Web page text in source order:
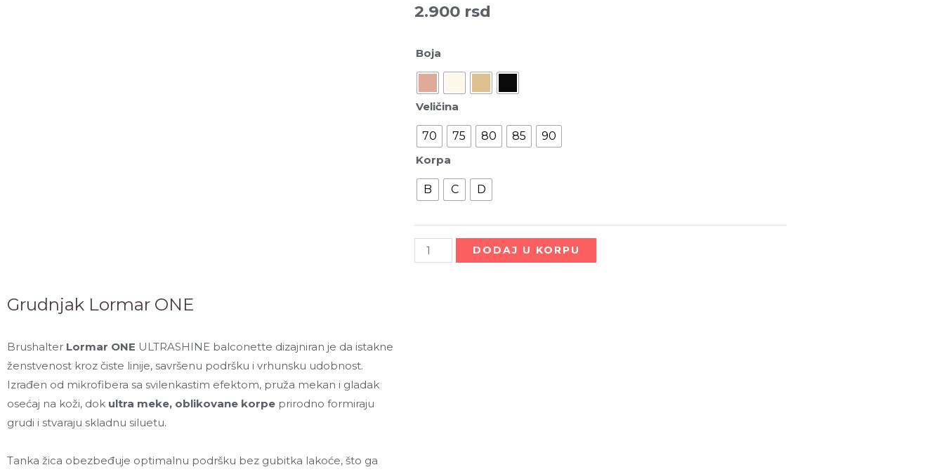
2.900 rsd
Boja
Veličina
70 75 80 85
90
Korpa
B C D
Grudnjak Lormar ONE
Brushalter Lormar ONE ULTRASHINE balconette dizajniran je da istakne
ženstvenost kroz čiste linije, savršenu podršku i vrhunsku udobnost.
Izrađen od mikrofibera sa svilenkastim efektom, pruža mekan i gladak
osećaj na koži, dok ultra meke, oblikovane korpe prirodno formiraju
grudi i stvaraju skladnu siluetu.
Tanka žica obezbeđuje optimalnu podršku bez gubitka lakoće, što ga